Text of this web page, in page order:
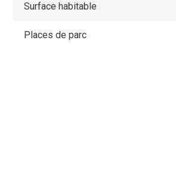
Surface habitable
Places de parc